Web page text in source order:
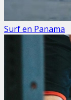
Surf en Panama